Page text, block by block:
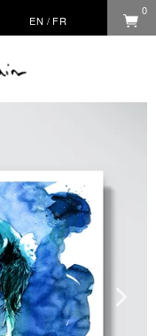
EN / FR
0